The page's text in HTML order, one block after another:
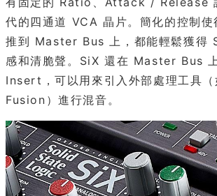
代的四通道 VCA 晶片。簡化的控制使
推到 Master Bus 上，都能輕鬆獲得
感和清脆聲。SiX 還在 Master Bus
Insert，可以用來引入外部處理工具
Fusion）進行混音。